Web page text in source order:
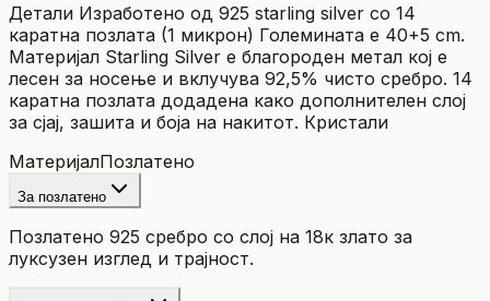
Детали Изработено од 925 starling silver со 14
каратна позлата (1 микрон) Големината е 40+5 cm.
Материјал Starling Silver е благороден мeтaл кој е
лесен за носење и вклучува 92,5% чисто сребро. 14
каратна позлата додадена како дополнителен слој
за сјај, зашита и боја на накитот. Кристали
МатеријалПозлатено
За позлатено
Позлатено 925 сребро со слој на 18к злато за
луксузен изглед и трајност.